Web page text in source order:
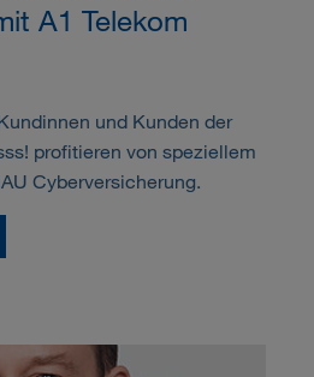
A1 Telekom
und Kunden der
profitieren von speziellem
Cyberversicherung.